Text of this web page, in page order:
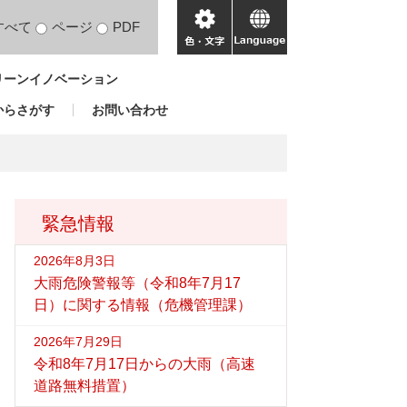
べて ページ PDF
色・
文
language
ンイノベーション
らさがす お問い合わせ
緊急情報
2026年8月3日
大雨危険警報等（令和8年7月17
日）に関する情報（危機管理課）
2026年7月29日
令和8年7月17日からの大雨（高速
道路無料措置）